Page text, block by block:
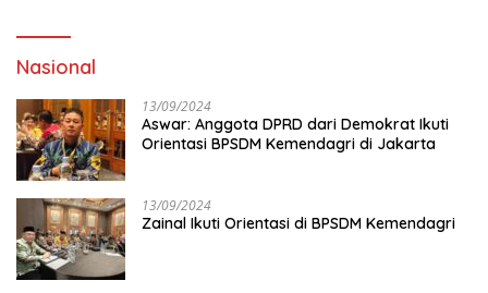
Nasional
13/09/2024
Aswar: Anggota DPRD dari Demokrat Ikuti
Orientasi BPSDM Kemendagri di Jakarta
13/09/2024
Zainal Ikuti Orientasi di BPSDM Kemendagri